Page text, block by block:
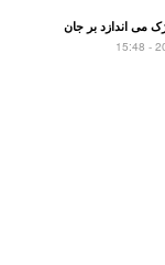
می اندازد بر جان